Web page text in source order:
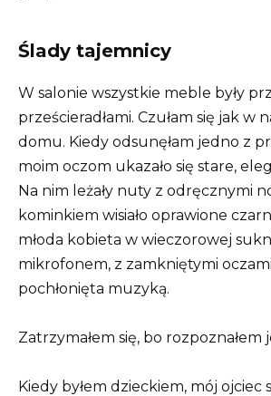
Ślady tajemnicy
W salonie wszystkie meble były
prześcieradłami. Czułam się jak w
domu. Kiedy odsunęłam jedno z
moim oczom ukazało się stare,
Na nim leżały nuty z odręcznymi
kominkiem wisiało oprawione
młoda kobieta w wieczorowej
mikrofonem, z zamkniętymi
pochłonięta muzyką.
Zatrzymałem się, bo rozpoznałem
Kiedy byłem dzieckiem, mój ojciec